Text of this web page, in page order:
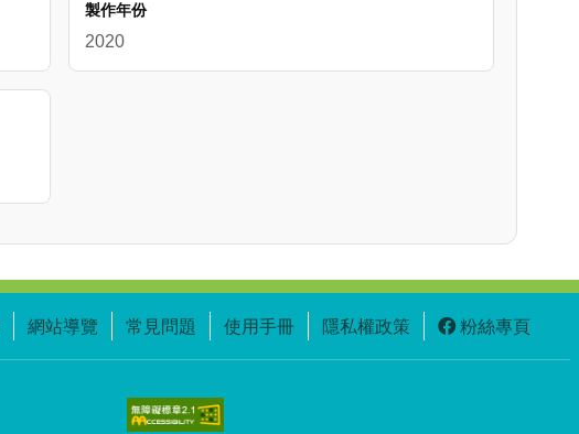
製作年份
2020
網站導覽 常見問題 使用手冊 隱私權政策 粉絲專頁